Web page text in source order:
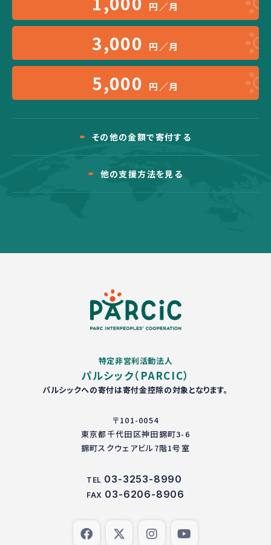
円／月
3,000 円／月
5,000 円／月
その他の金額で寄付する
他の支援方法を見る
特定非営利活動法人
パルシック（PARCIC）
パルシックへの寄付は寄付金控除の対象となります。
〒101-0054
東京都千代田区神田錦町3-6
錦町スクウェアビル7階1号室
TEL 03-3253-8990
FAX 03-6206-8906